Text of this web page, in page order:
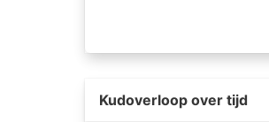
Kudoverloop over tijd